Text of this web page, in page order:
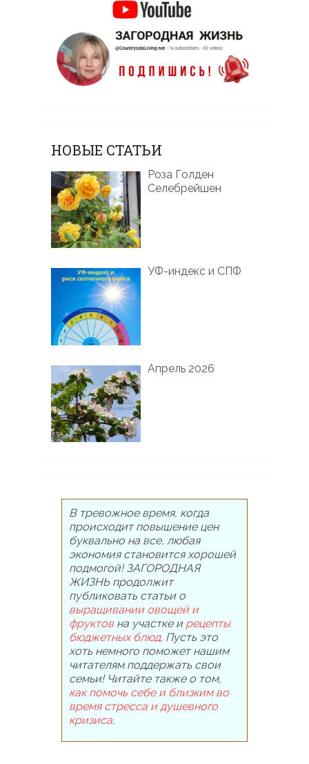
НОВЫЕ СТАТЬИ
Роза Голден
Селебрейшен
УФ-индекс и СПФ
Апрель 2026
В тревожное время, когда
происходит повышение цен
буквально на все, любая
экономия становится хорошей
подмогой! ЗАГОРОДНАЯ
ЖИЗНЬ продолжит
публиковать статьи о
выращивании овощей и
фруктовна участке и рецепты
бюджетных блюд. Пусть это
хоть немного поможет нашим
читателям поддержать свои
семьи! Читайте также о том,
как помочь себе и близким во
время стресса и душевного
кризиса.